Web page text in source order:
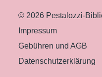
© 2026 Pestalozzi-
Impressum
Gebühren und AGB
Datenschutzerklärung